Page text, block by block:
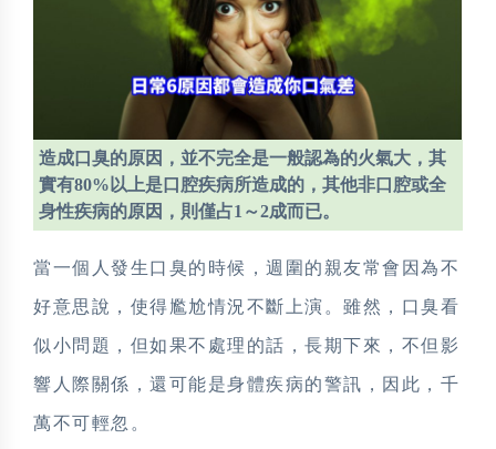
造成口臭的原因，並不完全是一般認為的火氣大，其
實有80%以上是口腔疾病所造成的，其他非口腔或全
身性疾病的原因，則僅占1～2成而已。
當一個人發生口臭的時候，週圍的親友常會因為不
好意思說，使得尷尬情況不斷上演。雖然，口臭看
似小問題，但如果不處理的話，長期下來，不但影
響人際關係，還可能是身體疾病的警訊，因此，千
萬不可輕忽。